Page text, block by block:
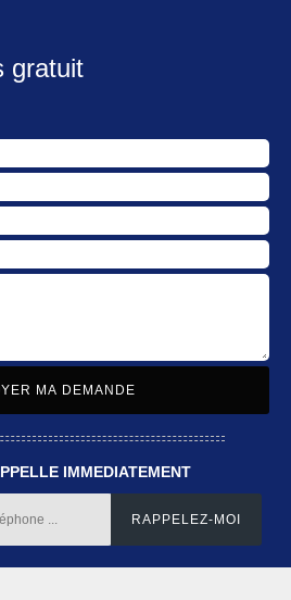
gratuit
IMMEDIATEMENT